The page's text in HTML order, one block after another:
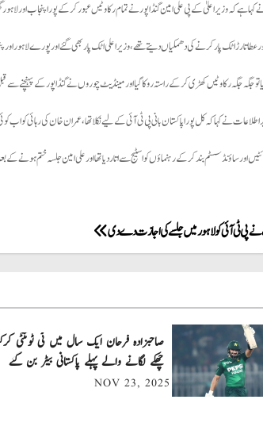
ہے کہ وزیراعلیٰ کے پی علی امین گنڈاپور نے تمام رکاوٹیں عبورکرکے پورا پنجاب اور
تارڑ اٹک پار کرنے کی دھمکیاں دیتے تھے، وزیراعلی اٹک پار بھی گئے اور پورے لاہور
تو جگہ جگہ رکاوٹیں کھڑی کرکے راستہ روکا گیا اور مینڈیٹ چوروں نے گنڈاپور کے پہنچنے سے
اطلاعات نے کہا کہ کل پورا پاکستان بانی پی ٹی آئی کے لیے نکلا تھا، عمران خان کی رہائی کو
پی ٹی آئی کو لاہور میں جلسے کی اجازت دے دی
چھکے لگانے والے پہلے پاکستانی بیٹر بن گئے
NOV 23, 2025